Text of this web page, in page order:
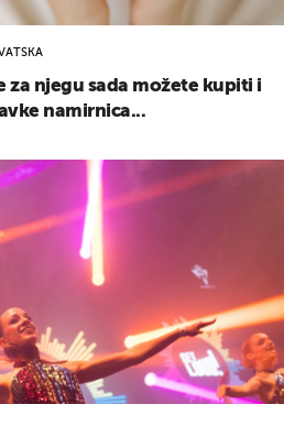
za njegu sada možete kupiti i
namirnica...